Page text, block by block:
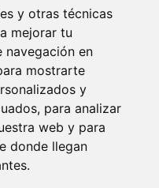
y otras técnicas
mejorar tu
navegación en
mostrarte
y
para analizar
web y para
donde llegan
pegar.es